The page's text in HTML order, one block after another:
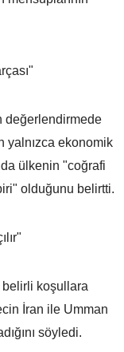
değerlendirmede
yalnızca ekonomik
ülkenin "coğrafi
olduğunu belirtti.
belirli koşullara
İran ile Umman
söyledi.